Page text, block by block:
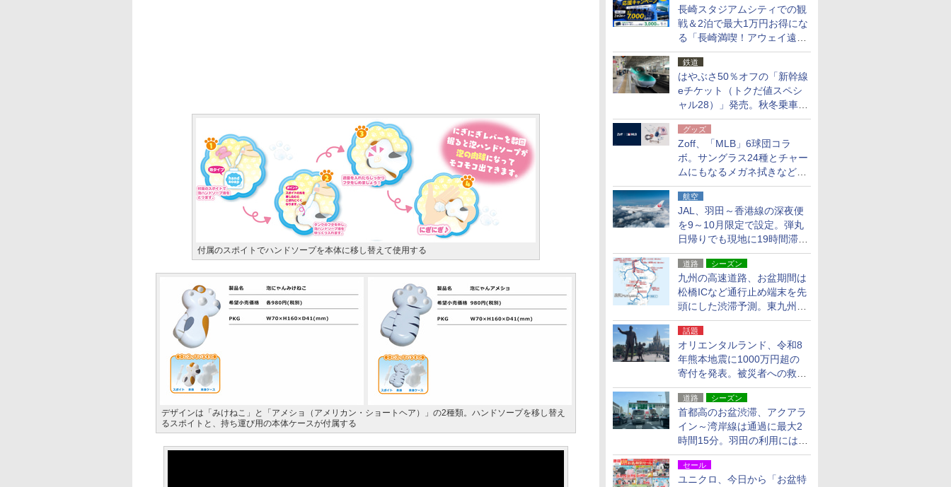
長崎スタジアムシティでの観
戦＆2泊で最大1万円お得にな
る「長崎満喫！アウェイ遠征
応援キャンペーン」
鉄道
はやぶさ50％オフの「新幹線
eチケット（トクだ値スペシ
ャル28）」発売。秋冬乗車
分、えきねっと限定
グッズ
Zoff、「MLB」6球団コラ
ボ。サングラス24種とチャー
ムにもなるメガネ拭きなど雑
貨24種
航空
JAL、羽田～香港線の深夜便
を9～10月限定で設定。弾丸
日帰りでも現地に19時間滞在
できる
道路 シーズン
九州の高速道路、お盆期間は
松橋ICなど通行止め端末を先
頭にした渋滞予測。東九州道
への迂回は料金調整を実施
話題
オリエンタルランド、令和8
年熊本地震に1000万円超の
寄付を発表。被災者への救援
活動・復旧支援
道路 シーズン
首都高のお盆渋滞、アクアラ
イン～湾岸線は通過に最大2
時間15分。羽田の利用には
「空港西出口」の利用検討を
セール
ユニクロ、今日から「お盆特
付属のスポイトでハンドソープを本体に移し替えて使用する
デザインは「みけねこ」と「アメショ（アメリカン・ショートヘア）」の2種類。ハンドソープを移し替え
るスポイトと、持ち運び用の本体ケースが付属する